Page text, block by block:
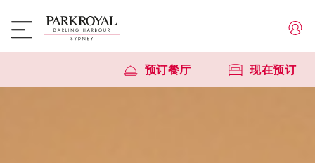
预订餐厅 现在预订